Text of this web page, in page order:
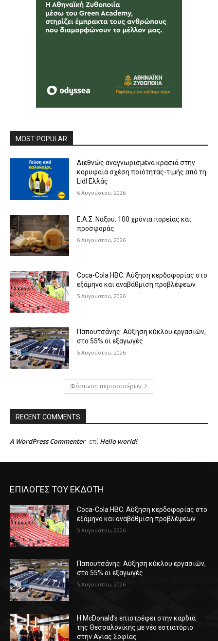
MOST POPULAR
Διεθνώς αναγνωρισμένα κρασιά στην
κορυφαία σχέση ποιότητας-τιμής από τη
Lidl Ελλάς
6 Αυγούστου, 2026
Ε.Α.Σ. Νάξου: 100 χρόνια πορείας και
προσφοράς
6 Αυγούστου, 2026
Coca-Cola HBC: Αύξηση κερδοφορίας στο
εξάμηνο και αναβάθμιση προβλέψεων
5 Αυγούστου, 2026
Παπουτσάνης: Αύξηση κύκλου εργασιών,
στο 55% οι εξαγωγές
5 Αυγούστου, 2026
Φόρτωση περισσοτέρων
RECENT COMMENTS
A WordPress Commenter επί Hello world!
ΕΠΙΛΟΓΕΣ ΤΟΥ ΕΚΔΟΤΗ
Coca-Cola HBC: Αύξηση κερδοφορίας στο
εξάμηνο και αναβάθμιση προβλέψεων
5 Αυγούστου, 2026
Παπουτσάνης: Αύξηση κύκλου εργασιών,
στο 55% οι εξαγωγές
5 Αυγούστου, 2026
Η McDonald’s επιστρέφει στην καρδιά
της Θεσσαλονίκης με νέο εστιατόριο
στην Αγίας Σοφίας